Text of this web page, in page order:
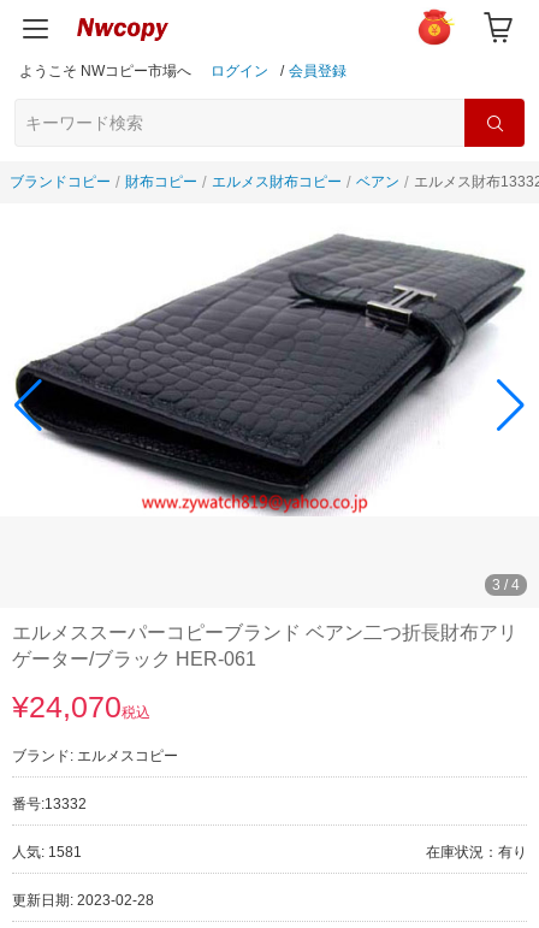
ようこそ NWコピー市場へ ログイン / 会員登録
ブランドコピー 財布コピー エルメス財布コピー ベアン エルメス財布
3 / 4
エルメススーパーコピーブランド ベアン二つ折長財布アリ
ゲーター/ブラック HER-061
¥24,070税込
ブランド: エルメスコピー
番号:13332
人気: 1581 在庫状況：有り
更新日期: 2023-02-28